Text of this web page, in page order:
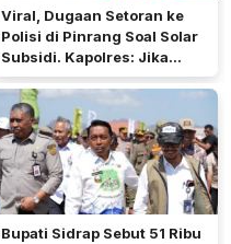
Viral, Dugaan Setoran ke
Polisi di Pinrang Soal Solar
Subsidi. Kapolres: Jika
Terbukti Akan Diproses
Bupati Sidrap Sebut 51 Ribu